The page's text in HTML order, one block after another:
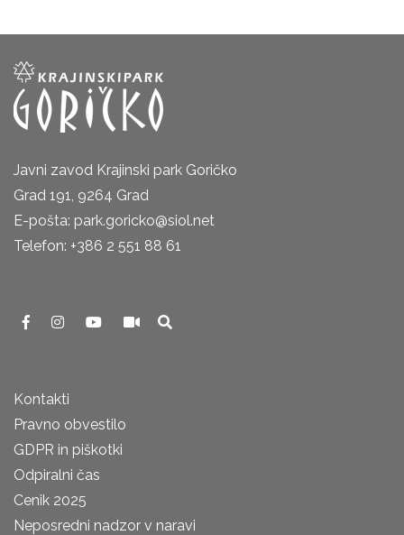
Javni zavod Krajinski park Goričko
Grad 191, 9264 Grad
E-pošta: park.goricko@siol.net
Telefon: +386 2 551 88 61
Kontakti
Pravno obvestilo
GDPR in piškotki
Odpiralni čas
Cenik 2025
Neposredni nadzor v naravi